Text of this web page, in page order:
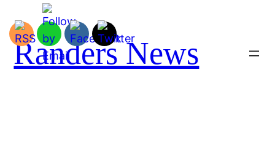
indhold
Randers News